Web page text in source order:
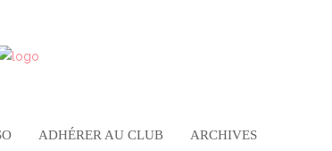
ADHÉRER AU CLUB ARCHIVES